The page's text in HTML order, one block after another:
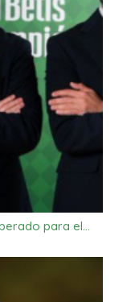
para el…